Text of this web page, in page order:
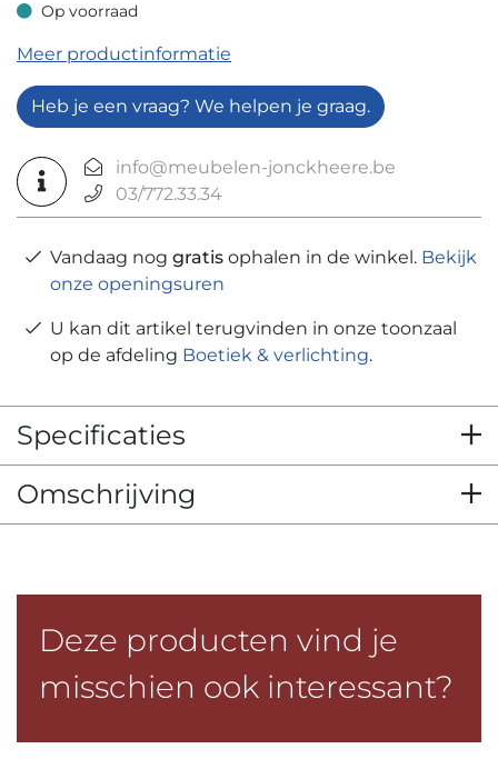
Op voorraad
Op voorraad
Meer productinformatie
Heb je een vraag? We helpen je graag.
info@meubelen-jonckheere.be
03/772.33.34
Vandaag nog gratis ophalen in de winkel. Bekijk
onze openingsuren
U kan dit artikel terugvinden in onze toonzaal
op de afdeling Boetiek & verlichting.
Specificaties
Omschrijving
Deze producten vind je
misschien ook interessant?